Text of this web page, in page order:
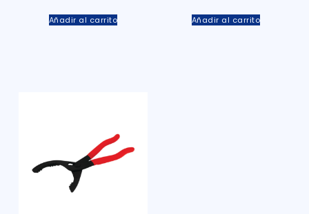
Añadir al carrito Añadir al carrito